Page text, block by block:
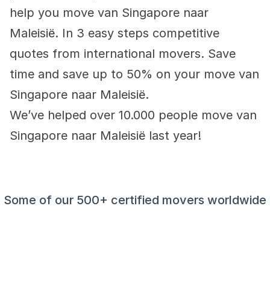
help you move van Singapore naar
Maleisië. In 3 easy steps competitive
quotes from international movers. Save
time and save up to 50% on your move van
Singapore naar Maleisië.
We’ve helped over 10.000 people move van
Singapore naar Maleisië last year!
Some of our 500+ certified movers worldwide